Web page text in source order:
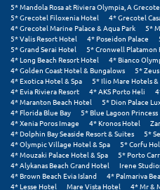
Μουζάκι
Μπαλί Κρήτης
Μπάνσκο
Μπούκα Μεσσηνίας
Μύκονος
Μυστράς
Μυτιλήνη
5* Mandola Rosa at Riviera Olympia, A
5* Grecotel Filoxenia Hotel
4* Grecotel
4* Grecotel Marine Palace & Aqua Park
5*
5* Valis Resort Hotel
4* Poseidon Palace
5* Grand Serai Hotel
5* Cronwell Platamon
4* Long Beach Resort Hotel
4* Bianco
4* Golden Coast Hotel & Bungalows
5*
4* Exotica Hotel & Spa
5* Ilio Mare Hotels &
4* Evia Riviera Resort
4* AKS Porto Heli
4* Maranton Beach Hotel
5* Dion Palace
4* Florida Blue Bay
5* Blue Lagoon Princess
4* Xenia Poros Image
4* Kronos Hotel
4* Dolphin Bay Seaside Resort & Suites
5*
4* Olympic Village Hotel & Spa
5* Corfu
4* Mouzaki Palace Hotel & Spa
5* Porto
4* Alykanas Beach Grand Hotel
Irene
4* Brown Beach Evia Island
4* Palmariva
4* Lesse Hotel
Mare Vista Hotel
4* Mr &